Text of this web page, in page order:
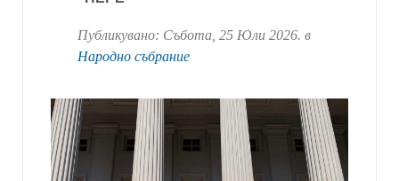
Публикувано: Събота, 25 Юли 2026. в
Народно събрание